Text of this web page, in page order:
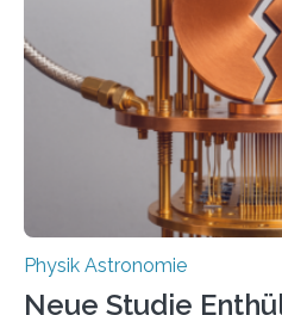
einem Team der TU Wien
internationaler Partner der
Der lange diskutierte
gefunden. Kurz darauf
Thorium tatsächlich nutzen
Physik Astronomie
Neue Studie